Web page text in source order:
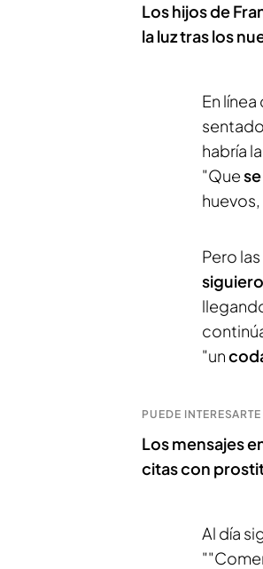
Los hijos de
la luz tras los
En línea
habría
"Que
Pero las
"un
PUEDE INTERESARTE
Los mensajes
citas con
Al día